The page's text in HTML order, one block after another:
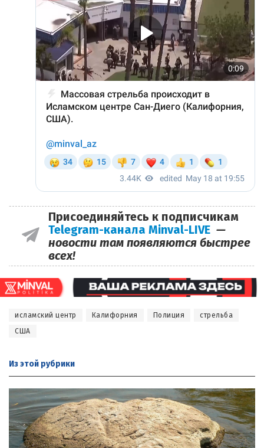
Присоединяйтесь к подписчикам
Telegram-канала Minval-LIVE —
новости там появляются быстрее
всех!
исламский центр Калифорния Полиция
стрельба
США
Из этой рубрики